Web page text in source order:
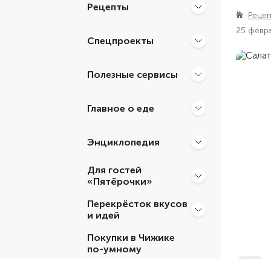
Рецепты
Спецпроекты
Полезные сервисы
Главное о еде
Энциклопедия
Для гостей
«Пятёрочки»
Перекрёсток вкусов
и идей
Покупки в Чижике
по-умному
25